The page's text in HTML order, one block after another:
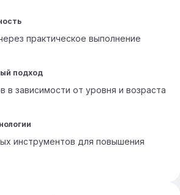
практическое выполнение
подход
в зависимости от уровня и возраста
инструментов для повышения